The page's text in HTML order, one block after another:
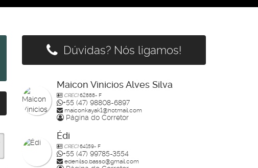
Dúvidas? Nós ligamos!
Maicon Vinicios Alves Silva
CRECI62888- F
+55 (47) 98808-6897
maiconkayak1@hotmail.com
Página do Corretor
Édi
CRECI64159- F
+55 (47) 99785-3554
edenilso.basso@gmail.com